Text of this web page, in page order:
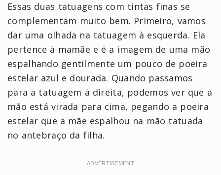
Essas duas tatuagens com tintas finas se
complementam muito bem. Primeiro, vamos
dar uma olhada na tatuagem à esquerda. Ela
pertence à mamãe e é a imagem de uma mão
espalhando gentilmente um pouco de poeira
estelar azul e dourada. Quando passamos
para a tatuagem à direita, podemos ver que a
mão está virada para cima, pegando a poeira
estelar que a mãe espalhou na mão tatuada
no antebraço da filha.